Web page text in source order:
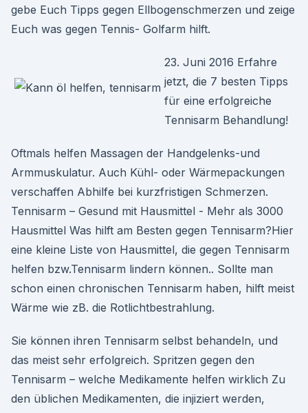
gebe Euch Tipps gegen Ellbogenschmerzen und zeige
Euch was gegen Tennis- Golfarm hilft.
23. Juni 2016 Erfahre
jetzt, die 7 besten Tipps
für eine erfolgreiche
Tennisarm Behandlung!
Oftmals helfen Massagen der Handgelenks-und
Armmuskulatur. Auch Kühl- oder Wärmepackungen
verschaffen Abhilfe bei kurzfristigen Schmerzen.
Tennisarm – Gesund mit Hausmittel - Mehr als 3000
Hausmittel Was hilft am Besten gegen Tennisarm?Hier
eine kleine Liste von Hausmittel, die gegen Tennisarm
helfen bzw.Tennisarm lindern können.. Sollte man
schon einen chronischen Tennisarm haben, hilft meist
Wärme wie zB. die Rotlichtbestrahlung.
Sie können ihren Tennisarm selbst behandeln, und
das meist sehr erfolgreich. Spritzen gegen den
Tennisarm – welche Medikamente helfen wirklich Zu
den üblichen Medikamenten, die injiziert werden,